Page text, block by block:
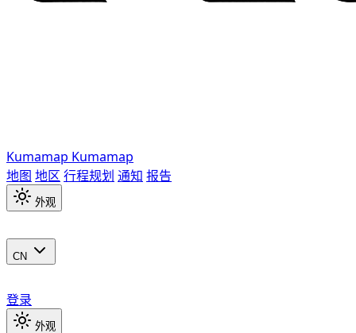
Kumamap Kumamap
地图 地区 行程规划 通知 报告
外观
CN
登录
外观